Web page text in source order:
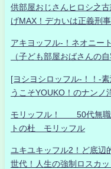
供部屋おじさんヒロシ之
げMAX！デカいは正義刑
アキヨッフル-！ネオニー
（子ども部屋おばさんの
[ヨシヨシロッフル-！！-
うこそYOUKO！のナンノ
モリッフル！ 50代無職
トの杜 モリッフル
ユキユキッフル2！ど底辺
世代！人生の強制ロスカ